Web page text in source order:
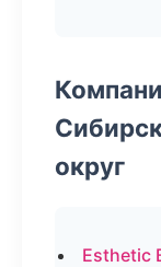
округ
Esthetic